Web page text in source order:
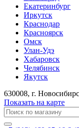
Екатеринбург
Иркутск
Краснодар
Красноярск
Омск
Улан-Удэ
Хабаровск
Челябинск
Якутск
630008, г.
Показать на карте